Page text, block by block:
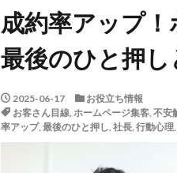
成約率アップ
最後のひと押し
2025-06-17
お役立ち情報
お客さん目線, ホームページ集客, 不安
率アップ, 最後のひと押し, 社長, 行動心理,